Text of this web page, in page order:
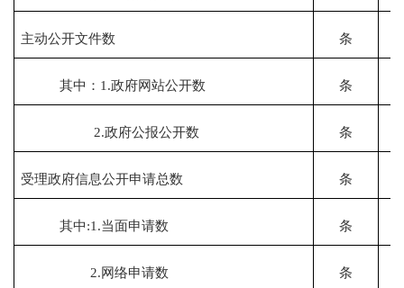
主动公开文件数 条
其中：1.政府网站公开数 条
2.政府公报公开数 条
受理政府信息公开申请总数 条
其中:1.当面申请数 条
2.网络申请数 条